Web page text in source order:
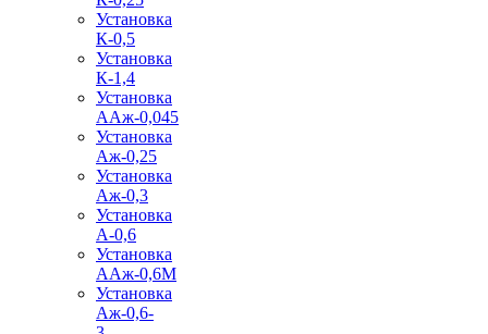
Установка
К-0,5
Установка
К-1,4
Установка
ААж-0,045
Установка
Аж-0,25
Установка
Аж-0,3
Установка
А-0,6
Установка
ААж-0,6М
Установка
Аж-0,6-